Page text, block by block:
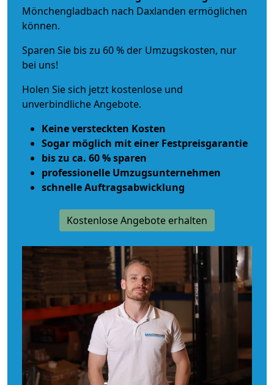
Mönchengladbach nach Daxlanden ermöglichen
können.
Sparen Sie bis zu 60 % der Umzugskosten, nur
bei uns!
Holen Sie sich jetzt kostenlose und
unverbindliche Angebote.
Keine versteckten Kosten
Sogar möglich mit einer Festpreisgarantie
bis zu ca. 60 % sparen
professionelle Umzugsunternehmen
schnelle Auftragsabwicklung
Kostenlose Angebote erhalten